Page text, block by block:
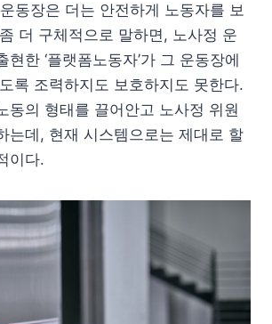
운동장은 더는 안전하게 노동자를 보
더 구체적으로 말하면, 노사정 운
현한 ‘플랫폼노동자’가 그 운동장에
록 조력하지도 보호하지도 못한다.
동의 형태를 끌어안고 노사정 위원
는데, 현재 시스템으로는 제대로 할
이다.